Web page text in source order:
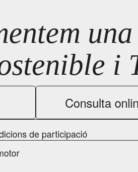
i
Consulta
de participació